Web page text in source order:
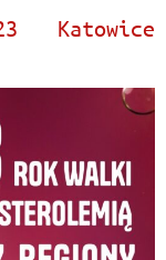
Katowice